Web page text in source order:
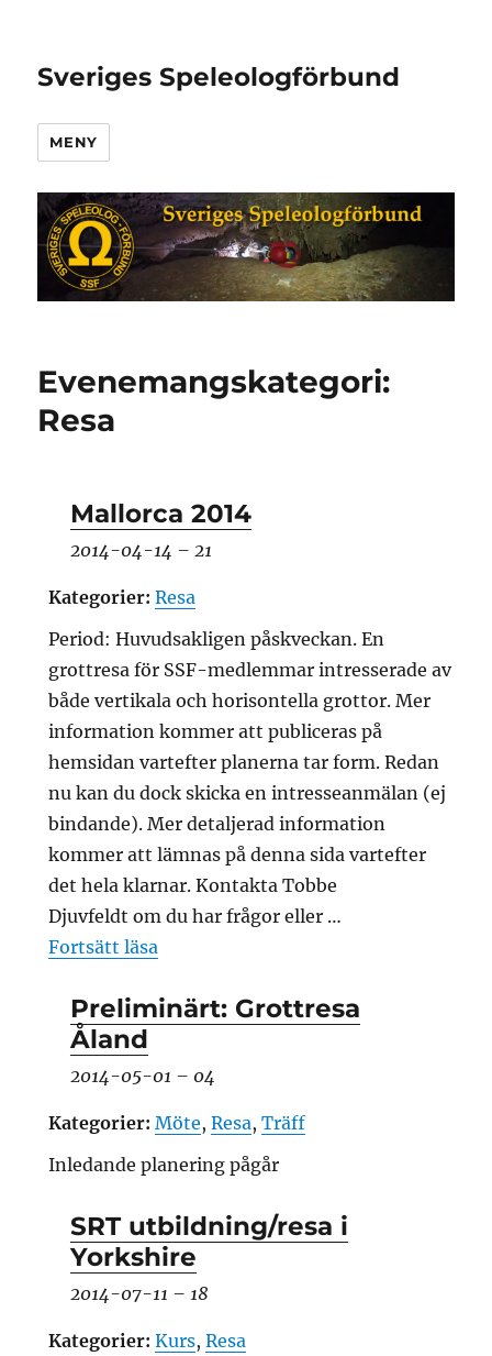
Sveriges Speleologförbund
MENY
Evenemangskategori:
Resa
Mallorca 2014
2014-04-14 – 21
Kategorier: Resa
Period: Huvudsakligen påskveckan. En
grottresa för SSF-medlemmar intresserade av
både vertikala och horisontella grottor. Mer
information kommer att publiceras på
hemsidan vartefter planerna tar form. Redan
nu kan du dock skicka en intresseanmälan (ej
bindande). Mer detaljerad information
kommer att lämnas på denna sida vartefter
det hela klarnar. Kontakta Tobbe
Djuvfeldt om du har frågor eller …
Fortsätt läsa
Preliminärt: Grottresa
Åland
2014-05-01 – 04
Kategorier: Möte,Resa,Träff
Inledande planering pågår
SRT utbildning/resa i
Yorkshire
2014-07-11 – 18
Kategorier: Kurs,Resa